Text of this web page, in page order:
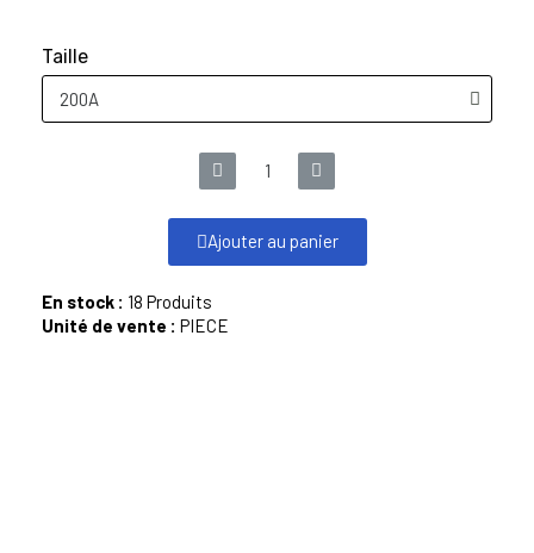
Taille
Ajouter au panier
En stock : 18 Produits
Unité de vente : PIECE